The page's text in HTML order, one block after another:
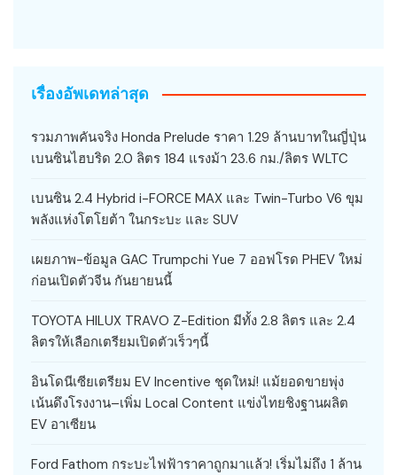
เรื่องอัพเดทล่าสุด
รวมภาพคันจริง Honda Prelude ราคา 1.29 ล้านบาทในญี่ปุ่น
เบนซินไฮบริด 2.0 ลิตร 184 แรงม้า 23.6 กม./ลิตร WLTC
เบนซิน 2.4 Hybrid i-FORCE MAX และ Twin-Turbo V6 ขุม
พลังแห่งโตโยต้า ในกระบะ และ SUV
เผยภาพ-ข้อมูล GAC Trumpchi Yue 7 ออฟโรด PHEV ใหม่
ก่อนเปิดตัวจีน กันยายนนี้
TOYOTA HILUX TRAVO Z-Edition มีทั้ง 2.8 ลิตร และ 2.4
ลิตรให้เลือกเตรียมเปิดตัวเร็วๆนี้
อินโดนีเซียเตรียม EV Incentive ชุดใหม่! แม้ยอดขายพุ่ง
เน้นดึงโรงงาน–เพิ่ม Local Content แข่งไทยชิงฐานผลิต
EV อาเซียน
Ford Fathom กระบะไฟฟ้าราคาถูกมาแล้ว! เริ่มไม่ถึง 1 ล้าน